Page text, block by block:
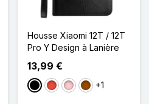
Housse Xiaomi 12T / 12T
Pro Y Design à Lanière
13,99 €
NoirRougeRoseMarron
+1